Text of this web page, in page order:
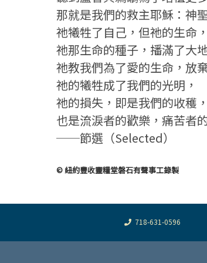
那就是我們的救主耶穌：神
祂犧牲了自己，但祂的生命
祂那生命的種子，播滿了大
祂教我們為了愛的生命，放
祂的犧牲成了我們的光明，
祂的損失，即是我們的收穫，
也是流淚者的歡樂，痛苦者
──節選（Selected）
© 紐約豐收靈糧堂磐石有聲事工錄製
718-631-0596